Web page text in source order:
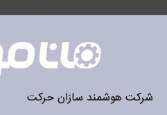
شرکت هوشمند سازان حرکت